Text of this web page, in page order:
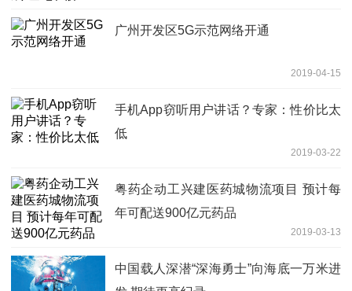
广州开发区5G示范网络开通
2019-04-15
手机App窃听用户讲话？专家：性价比太
低
2019-03-22
粤药企动工兴建医药城物流项目 预计每
年可配送900亿元药品
2019-03-13
中国载人深潜“深海勇士”向海底一万米进